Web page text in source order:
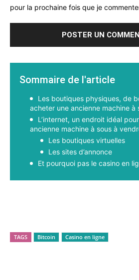
pour la prochaine fois que je
Sommaire de l'article
Les boutiques physiques, de
acheter une ancienne machine à
L’internet, un endroit idéal
ancienne machine à sous à
Les boutiques virtuelles
Les sites d’annonce
Et pourquoi pas le casino en
TAGS Bitcoin Casino en ligne